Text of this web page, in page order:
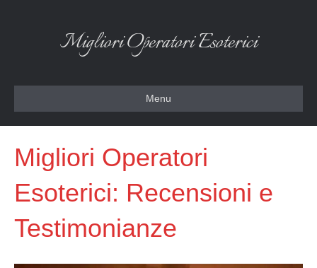
Migliori Operatori Esoterici
Menu
Migliori Operatori
Esoterici: Recensioni e
Testimonianze